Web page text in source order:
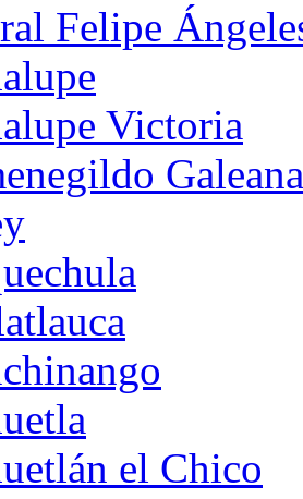
Felipe
Victoria
Galeana
el Chico